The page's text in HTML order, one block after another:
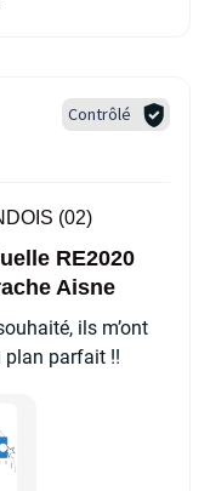
Contrôlé
(02)
RE2020
Aisne
ils m’ont
plan parfait !!